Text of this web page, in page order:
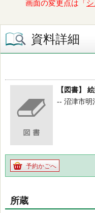
画面の変更点は「
資料詳細
【図書】
-- 沼津市明
予約かごへ
所蔵